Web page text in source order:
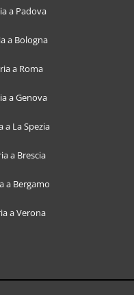
a Padova
a Bologna
a Roma
a Genova
a La Spezia
a Brescia
a Bergamo
a Verona